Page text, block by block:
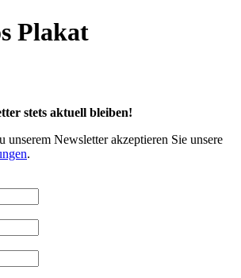
Plakat
stets aktuell bleiben!
Newsletter akzeptieren Sie unsere
.